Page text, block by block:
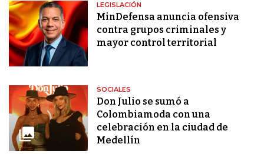
LEGISLACIÓN
MinDefensa anuncia ofensiva
contra grupos criminales y
mayor control territorial
SOCIALES
Don Julio se sumó a
Colombiamoda con una
celebración en la ciudad de
Medellín